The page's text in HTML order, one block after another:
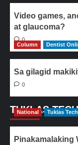
Video games,
at glaucoma?
0
Column
Dentist
Sa gilagid
0
TUKLAS
National Tuklas
Pinakamalaking